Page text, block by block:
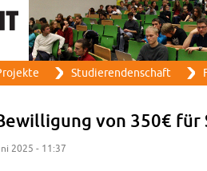
Stu­die­ren­den­schaft
von 350€ für
2025 - 11:37